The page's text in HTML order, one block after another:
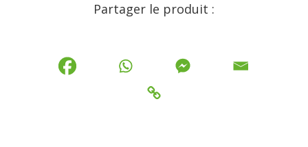
Partager le produit :